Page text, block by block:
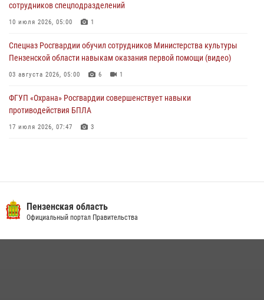
Росгвардия обеспечила безопасность праздничных мероприятий в
День ВДВ в Пензе
сотрудников спецподразделений
10 июля 2026, 05:00 1
Спецназ Росгвардии обучил сотрудников Министерства культуры
Пензенской области навыкам оказания первой помощи (видео)
03 августа 2026, 05:00 6 1
ФГУП «Охрана» Росгвардии совершенствует навыки
противодействия БПЛА
17 июля 2026, 07:47 3
Военнослужащие Росгвардии в Заречном приняли участие в
просветительской лекции Общества «Знание»
Пензенская область
Официальный портал Правительства